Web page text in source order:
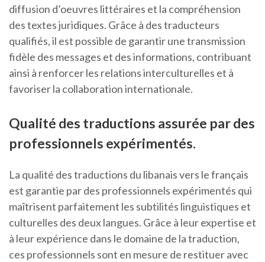
diffusion d’oeuvres littéraires et la compréhension
des textes juridiques. Grâce à des traducteurs
qualifiés, il est possible de garantir une transmission
fidèle des messages et des informations, contribuant
ainsi à renforcer les relations interculturelles et à
favoriser la collaboration internationale.
Qualité des traductions assurée par des
professionnels expérimentés.
La qualité des traductions du libanais vers le français
est garantie par des professionnels expérimentés qui
maîtrisent parfaitement les subtilités linguistiques et
culturelles des deux langues. Grâce à leur expertise et
à leur expérience dans le domaine de la traduction,
ces professionnels sont en mesure de restituer avec